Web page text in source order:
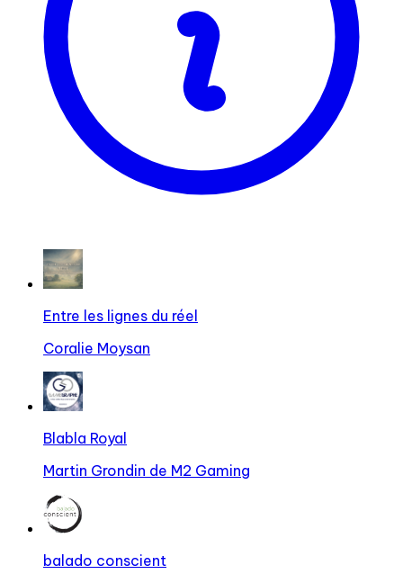
Entre les lignes du réel
Coralie Moysan
Blabla Royal
Martin Grondin de M2 Gaming
balado conscient